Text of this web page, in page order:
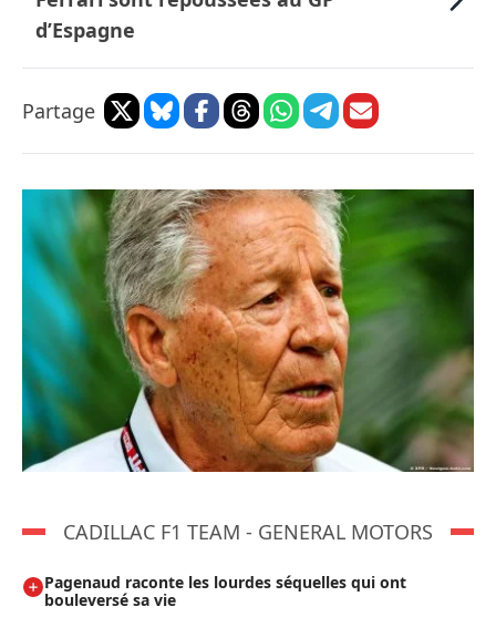
d’Espagne
Partage
CADILLAC F1 TEAM - GENERAL MOTORS
Pagenaud raconte les lourdes séquelles qui ont
bouleversé sa vie